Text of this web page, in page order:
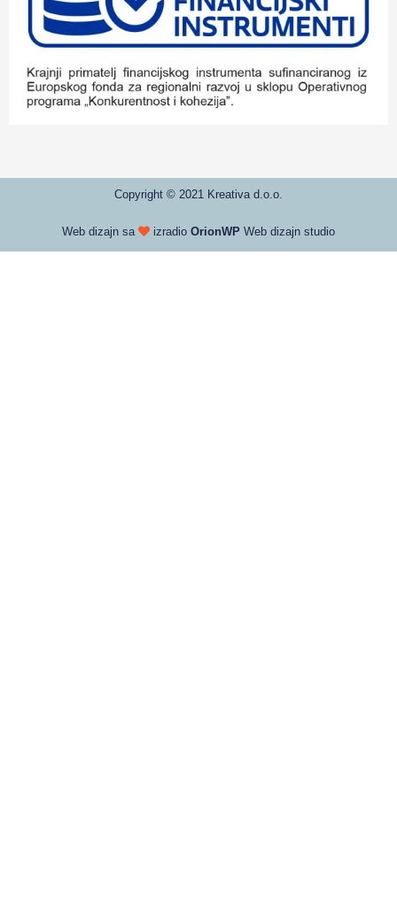
Copyright © 2021 Kreativa d.o.o.
Web dizajn sa izradio OrionWP Web dizajn studio